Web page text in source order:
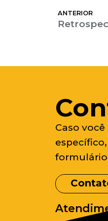
ANTERIOR
Caso